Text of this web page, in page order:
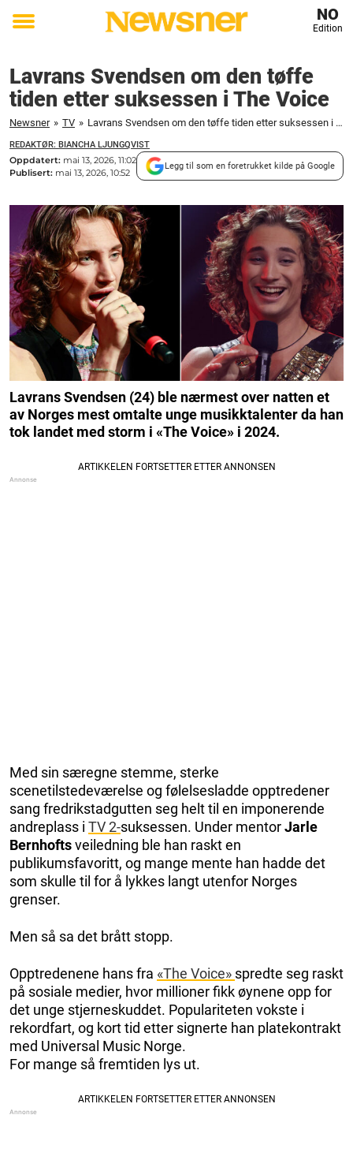
Toggle
NO
Edition
Lavrans Svendsen om den tøffe
tiden etter suksessen i The Voice
Newsner » TV » Lavrans Svendsen om den tøffe tiden etter suksessen i The Voice
REDAKTØR: BIANCHA LJUNGQVIST
Oppdatert: mai 13, 2026, 11:02
Publisert: mai 13, 2026, 10:52
Legg til som en foretrukket kilde på Google
Lavrans Svendsen (24) ble nærmest over natten et
av Norges mest omtalte unge musikktalenter da han
tok landet med storm i «The Voice» i 2024.
Med sin særegne stemme, sterke
scenetilstedeværelse og følelsesladde opptredener
sang fredrikstadgutten seg helt til en imponerende
andreplass i TV 2-suksessen. Under mentorJarle
Bernhoftsveiledning ble han raskt en
publikumsfavoritt, og mange mente han hadde det
som skulle til for å lykkes langt utenfor Norges
grenser.
Men så sa det brått stopp.
Opptredenene hans fra «The Voice» spredte seg raskt
på sosiale medier, hvor millioner fikk øynene opp for
det unge stjerneskuddet. Populariteten vokste i
rekordfart, og kort tid etter signerte han platekontrakt
med Universal Music Norge.
For mange så fremtiden lys ut.